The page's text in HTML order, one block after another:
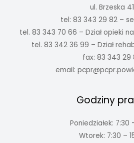
ul. Brzeska 41
tel: 83 343 29 82 –
tel. 83 343 70 66 – Dział opieki
tel. 83 342 36 99 – Dział
fax: 83 343 29
email:
Godziny
Poniedziałek: 7:30
Wtorek: 7:30 –